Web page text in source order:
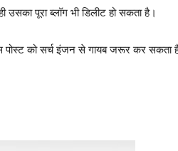
पूरा ब्लॉग भी डिलीट हो सकता है।
पोस्ट को सर्च इंजन से गायब जरूर कर